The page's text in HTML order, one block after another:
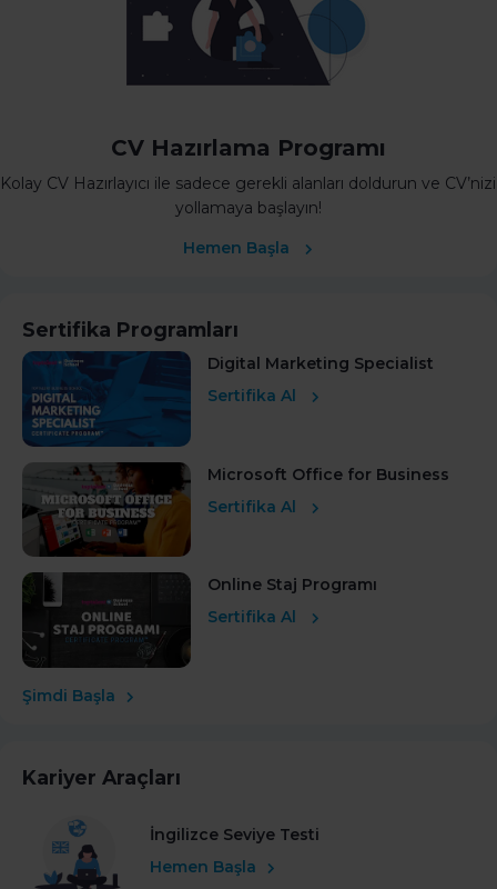
CV Hazırlama Programı
Kolay CV Hazırlayıcı ile sadece gerekli alanları doldurun ve CV’nizi
yollamaya başlayın!
Hemen Başla
Sertifika Programları
Digital Marketing Specialist
Sertifika Al
Microsoft Office for Business
Sertifika Al
Online Staj Programı
Sertifika Al
Şimdi Başla
Kariyer Araçları
İngilizce Seviye Testi
Hemen Başla